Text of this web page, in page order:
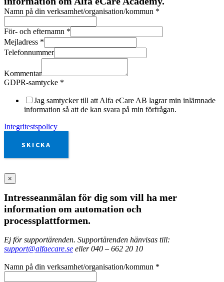
Namn på din verksamhet/organisation/kommun *
För- och efternamn *
Mejladress *
Telefonnummer
Kommentar
GDPR-samtycke *
Jag samtycker till att Alfa eCare AB lagrar min inlämnade
information så att de kan svara på min förfrågan.
Integritestspolicy
SKICKA
×
Intresseanmälan för dig som vill ha mer
information om automation och
processplattformen.
Ej för supportärenden. Supportärenden hänvisas till:
support@alfaecare.se eller 040 – 662 20 10
Namn på din verksamhet/organisation/kommun *